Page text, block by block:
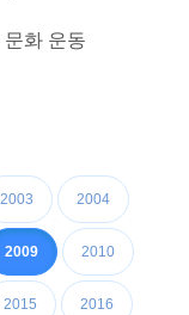
육
장실
화 운동
2003 2004
2009 2010
2015 2016